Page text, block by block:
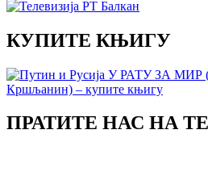
КУПИТЕ КЊИГУ
ПРАТИТЕ НАС НА